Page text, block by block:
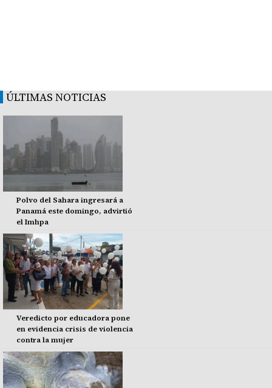
ÚLTIMAS NOTICIAS
Polvo del Sahara ingresará a
Panamá este domingo, advirtió
el Imhpa
Veredicto por educadora pone
en evidencia crisis de violencia
contra la mujer